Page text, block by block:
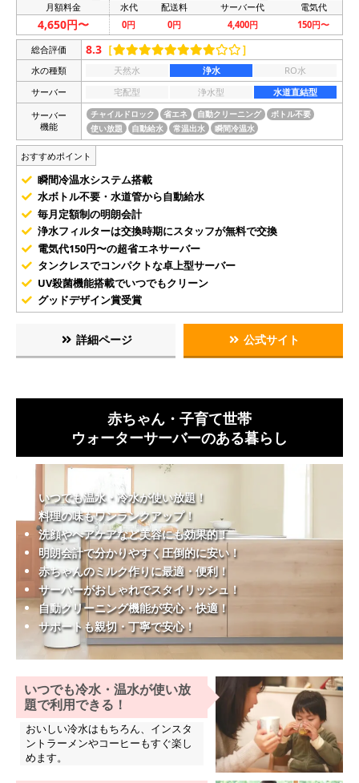
月額料金 水代 配送料 サーバー代 電気代
4,650円〜 0円 0円 4,400円 150円〜
総合評価 8.3 ［ ］
水の種類 天然水 浄水
RO水
サーバー
宅配型 浄水型
水道直結型
サーバー
機能
チャイルドロック 省エネ 自動クリーニング
ボトル不要
使い放題
自動給水 常温出水 瞬間冷温水
おすすめポイント
瞬間冷温水システム搭載
水ボトル不要・水道管から自動給水
毎月定額制の明朗会計
浄水フィルターは交換時期にスタッフが無料で交換
電気代150円〜の超省エネサーバー
タンクレスでコンパクトな卓上型サーバー
UV殺菌機能搭載でいつでもクリーン
グッドデザイン賞受賞
詳細ページ 公式サイト
赤ちゃん・子育て世帯
ウォーターサーバーのある暮らし
いつでも温水・冷水が使い放題！
料理の味もワンランクアップ！
洗顔やヘアケアなど美容にも効果的！
明朗会計で分かりやすく圧倒的に安い！
赤ちゃんのミルク作りに最適・便利！
サーバーがおしゃれでスタイリッシュ！
自動クリーニング機能が安心・快適！
サポートも親切・丁寧で安心！
いつでも冷水・温水が使い放
題で利用できる！
おいしい冷水はもちろん、インスタ
ントラーメンやコーヒーもすぐ楽し
めます。